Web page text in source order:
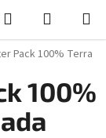
Hledat
KOŠÍK
Pack 100% Terra
100%